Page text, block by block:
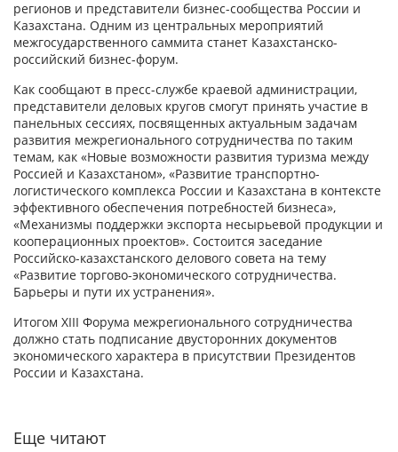
регионов и представители бизнес-сообщества России и
Казахстана. Одним из центральных мероприятий
межгосударственного саммита станет Казахстанско-
российский бизнес-форум.
Как сообщают в пресс-службе краевой администрации,
представители деловых кругов смогут принять участие в
панельных сессиях, посвященных актуальным задачам
развития межрегионального сотрудничества по таким
темам, как «Новые возможности развития туризма между
Россией и Казахстаном», «Развитие транспортно-
логистического комплекса России и Казахстана в контексте
эффективного обеспечения потребностей бизнеса»,
«Механизмы поддержки экспорта несырьевой продукции и
кооперационных проектов». Состоится заседание
Российско-казахстанского делового совета на тему
«Развитие торгово-экономического сотрудничества.
Барьеры и пути их устранения».
Итогом XIII Форума межрегионального сотрудничества
должно стать подписание двусторонних документов
экономического характера в присутствии Президентов
России и Казахстана.
Еще читают